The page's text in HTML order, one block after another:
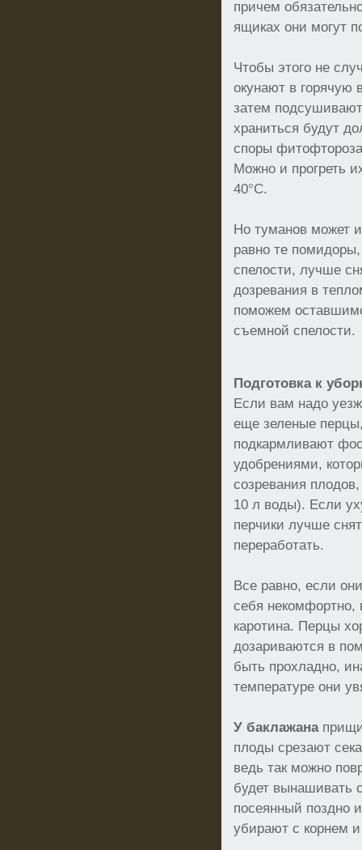
причем
ящиках они могут
Чтобы этого не
окунают в горячую
затем
храниться будут
споры
Можно и прогреть
40°С.
Но туманов может
равно те
спелости, лучше
дозревания в
поможем
съемной спелости.
Подготовка к
Если вам надо
еще зеленые
подкармливают
удобрениями,
созревания
10 л воды). Если
перчики лучше
переработать.
Все равно, если
себя некомфортно,
каротина. Перцы
дозариваются в
быть прохладно,
температуре они
У баклажана
плоды срезают
ведь так можно
будет вынашивать
посеянный поздно
убирают с корнем